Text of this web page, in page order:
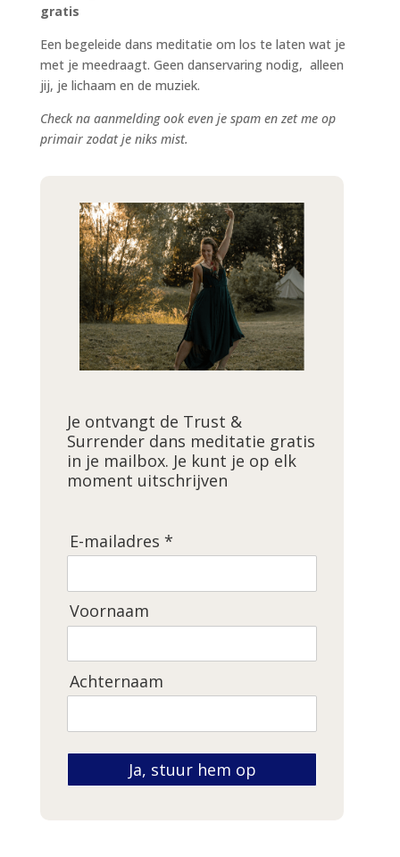
gratis
Een begeleide dans meditatie om los te laten wat je
met je meedraagt. Geen danservaring nodig, alleen
jij, je lichaam en de muziek.
Check na aanmelding ook even je spam en zet me op
primair zodat je niks mist.
Je ontvangt de Trust &
Surrender dans meditatie gratis
in je mailbox. Je kunt je op elk
moment uitschrijven
E-mailadres *
Voornaam
Achternaam
Ja, stuur hem op